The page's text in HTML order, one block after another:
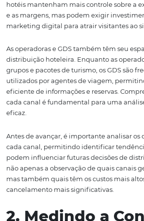
são os canais de venda e como
canais de venda são as plataformas
hóspedes reservam suas estadias.
diretas através do site do hotel,
sistemas de distribuição global
particularidades e pode impactar a
maneiras diferentes.
As OTAs, por exemplo, são
também podem ter comissões
lucro do hotel. Por outro lado, as
hotéis mantenham mais controle
e as margens, mas podem exigir
marketing digital para atrair
As operadoras e GDS também têm